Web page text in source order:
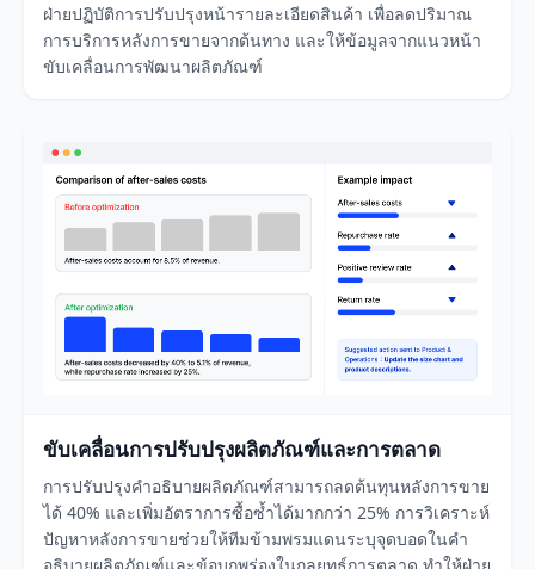
ฝ่ายปฏิบัติการปรับปรุงหน้ารายละเอียดสินค้า เพื่อลดปริมาณ
การบริการหลังการขายจากต้นทาง และให้ข้อมูลจากแนวหน้า
ขับเคลื่อนการพัฒนาผลิตภัณฑ์
ขับเคลื่อนการปรับปรุงผลิตภัณฑ์และการตลาด
การปรับปรุงคำอธิบายผลิตภัณฑ์สามารถลดต้นทุนหลังการขาย
ได้ 40% และเพิ่มอัตราการซื้อซ้ำได้มากกว่า 25% การวิเคราะห์
ปัญหาหลังการขายช่วยให้ทีมข้ามพรมแดนระบุจุดบอดในคำ